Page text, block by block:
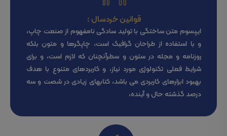
قوانین خردسال :
ایپسوم متن ساختگی با تولید سادگی نامفهوم از صنعت چاپ،
و با استفاده از طراحان گرافیک است، چاپگرها و متون بلکه
روزنامه و مجله در ستون و سطرآنچنان که لازم است، و برای
شرایط فعلی تکنولوژی مورد نیاز، و کاربردهای متنوع با هدف
بهبود ابزارهای کاربردی می باشد، کتابهای زیادی در شصت و سه
درصد گذشته حال و آینده،